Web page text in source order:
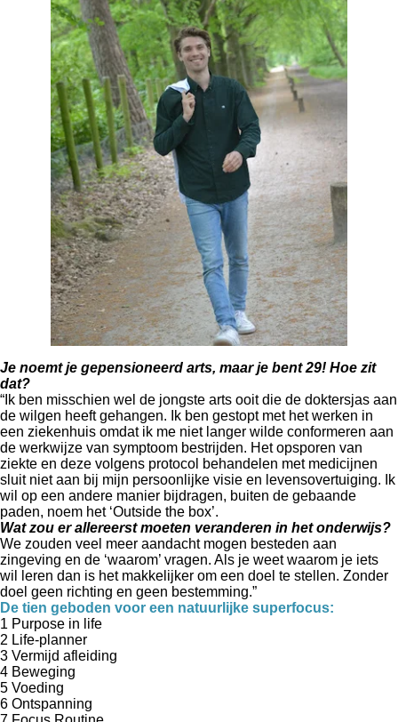
Je noemt je gepensioneerd arts, maar je bent 29! Hoe zit
dat?
“Ik ben misschien wel de jongste arts ooit die de doktersjas aan
de wilgen heeft gehangen. Ik ben gestopt met het werken in
een ziekenhuis omdat ik me niet langer wilde conformeren aan
de werkwijze van symptoom bestrijden. Het opsporen van
ziekte en deze volgens protocol behandelen met medicijnen
sluit niet aan bij mijn persoonlijke visie en levensovertuiging. Ik
wil op een andere manier bijdragen, buiten de gebaande
paden, noem het ‘Outside the box’.
Wat zou er allereerst moeten veranderen in het onderwijs?
We zouden veel meer aandacht mogen besteden aan
zingeving en de ‘waarom’ vragen. Als je weet waarom je iets
wil leren dan is het makkelijker om een doel te stellen. Zonder
doel geen richting en geen bestemming.”
De tien geboden voor een natuurlijke superfocus:
1 Purpose in life
2 Life-planner
3 Vermijd afleiding
4 Beweging
5 Voeding
6 Ontspanning